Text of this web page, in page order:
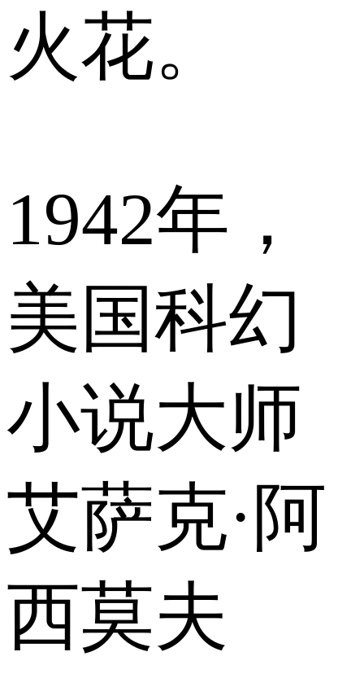
火花。
1942年，
美国科幻
小说大师
艾萨克·阿
西莫夫